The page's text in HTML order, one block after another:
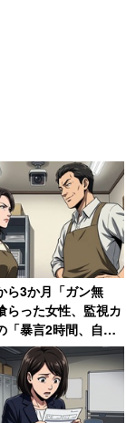
途の強い人
して、複
。”
ら3か月「ガン無
らった女性、監視カ
「暴言2時間、自転
」の証拠で反撃 →
クビ、その後店も潰